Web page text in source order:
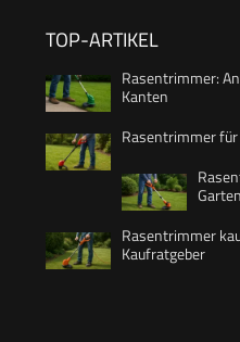
TOP-ARTIKEL
Rasentrimmer:
Kanten
Rasentrimmer
Rasentrimmer
Kaufratgeber